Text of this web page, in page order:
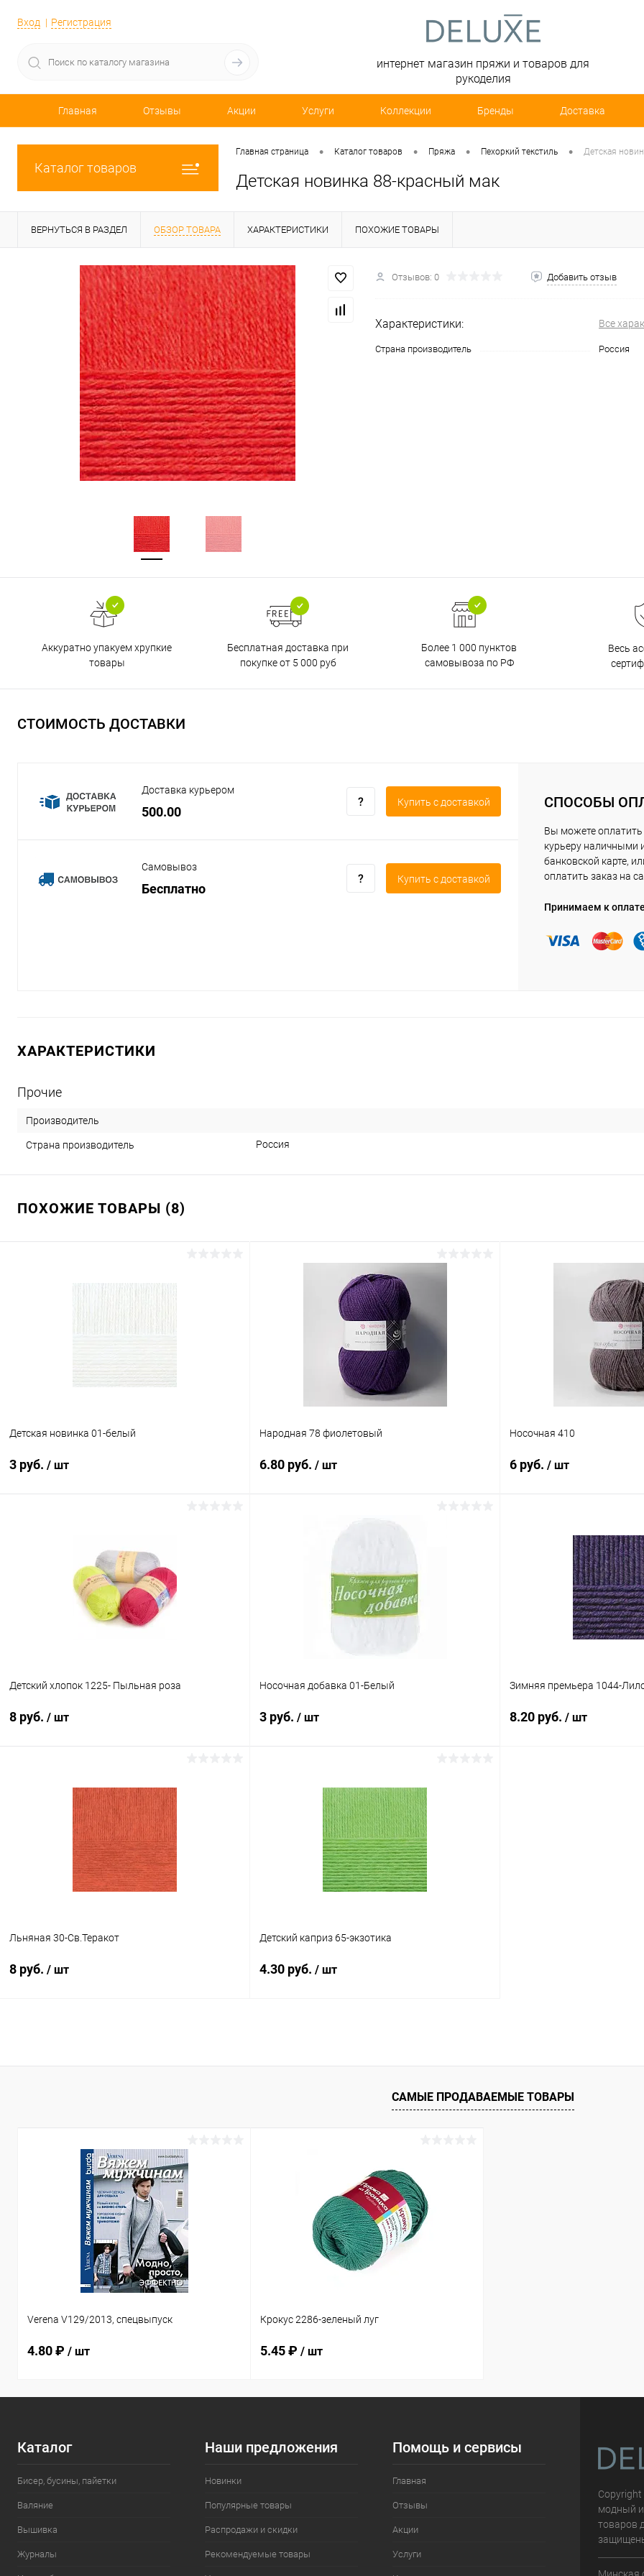
Вход Регистрация
интернет магазин пряжи и товаров для
рукоделия
Главная Отзывы Акции Услуги Коллекции Бренды Доставка
Каталог товаров
Главная страница • Каталог товаров • Пряжа • Пехоркий текстиль • Детская
Детская новинка 88-красный мак
ВЕРНУТЬСЯ В РАЗДЕЛ ОБЗОР ТОВАРА ХАРАКТЕРИСТИКИ ПОХОЖИЕ ТОВАРЫ
Отзывов: 0 Добавить отзыв
Характеристики: Все
Страна производитель Россия
Аккуратно упакуем хрупкие
товары
Бесплатная доставка при
покупке от 5 000 руб
Более 1 000 пунктов
самовывоза по РФ
Весь
СТОИМОСТЬ ДОСТАВКИ
Доставка курьером
500.00
Купить c доставкой
Самовывоз
Бесплатно
Купить c доставкой
СПОСОБЫ
Вы можете оплатить
курьеру наличными
банковской карте,
оплатить заказ на
Принимаем к оплате
ХАРАКТЕРИСТИКИ
Прочие
Производитель
Страна производитель Россия
ПОХОЖИЕ ТОВАРЫ (8)
Детская новинка 01-белый
3 руб. / шт
Сравнение
В избранное Под заказ
Народная 78 фиолетовый
6.80 руб. / шт
В корзину
Под заказ
Носочная 410
6 руб. / шт
Купить в 1 клик
В избранное
Детский хлопок 1225- Пыльная роза
8 руб. / шт
Купить в 1 клик Сравнение
В избранное Под заказ
Носочная добавка 01-Белый
3 руб. / шт
Купить в 1 клик Сравнение
В избранное Под заказ
Зимняя премьера 1044-
8.20 руб. / шт
Льняная 30-Св.Теракот
8 руб. / шт
Купить в 1 клик Сравнение
Детский каприз 65-экзотика
4.30 руб. / шт
Купить в 1 клик Сравнение
Под заказ
САМЫЕ ПРОДАВАЕМЫЕ ТОВАРЫ
Verena V129/2013, спецвыпуск
4.80 ₽ / шт
Крокус 2286-зеленый луг
5.45 ₽ / шт
Каталог
Бисер, бусины, пайетки
Валяние
Вышивка
Журналы
Наши предложения
Новинки
Популярные товары
Распродажи и скидки
Рекомендуемые товары
Помощь и сервисы
Главная
Отзывы
Акции
Услуги
модный
товаров